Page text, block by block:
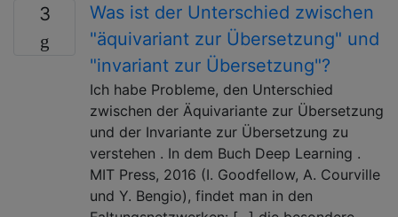
3
Was ist der Unterschied zwischen
"äquivariant zur Übersetzung" und
"invariant zur Übersetzung"?
Ich habe Probleme, den Unterschied
zwischen der Äquivariante zur Übersetzung
und der Invariante zur Übersetzung zu
verstehen . In dem Buch Deep Learning .
MIT Press, 2016 (I. Goodfellow, A. Courville
und Y. Bengio), findet man in den